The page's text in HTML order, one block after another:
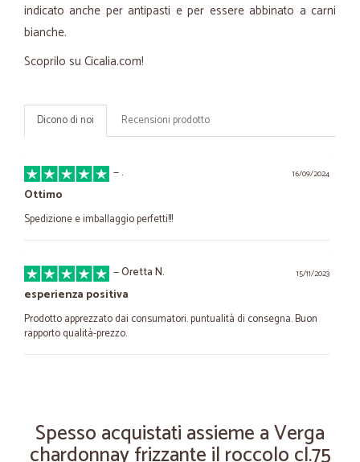
indicato anche per antipasti e per essere abbinato a carni
bianche.
Scoprilo su Cicalia.com!
Dicono di noi Recensioni prodotto
16/09/2024
—.
Ottimo
Spedizione e imballaggio perfetti!!!
15/11/2023
—Oretta N.
esperienza positiva
Prodotto apprezzato dai consumatori. puntualità di consegna. Buon
rapporto qualità-prezzo.
sono contentissimo della vostra cicalia e continuerà quanto possibile
Sono un novantenne ancora in gamba, grazie moltissimo Loris e tTna
Spesso acquistati assieme a Verga